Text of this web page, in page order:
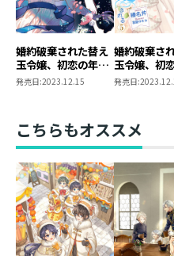
婚約破棄された替え
玉令嬢、初恋の年上
王子に溺愛される
発売日:2023.12.15
婚約破棄さ
玉令嬢、初
王子に溺愛さ
発売日:
こちらもオススメ